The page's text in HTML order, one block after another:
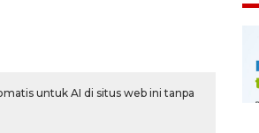
untuk AI di situs web ini tanpa